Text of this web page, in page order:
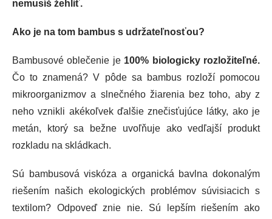
nemusíš žehliť.
Ako je na tom bambus s udržateľnosťou?
Bambusové oblečenie je 100% biologicky rozložiteľné.
Čo to znamená? V pôde sa bambus rozloží pomocou
mikroorganizmov a slnečného žiarenia bez toho, aby z
neho vznikli akékoľvek ďalšie znečisťujúce látky, ako je
metán, ktorý sa bežne uvoľňuje ako vedľajší produkt
rozkladu na skládkach.
Sú bambusová viskóza a organická bavlna dokonalým
riešením našich ekologických problémov súvisiacich s
textilom? Odpoveď znie nie. Sú lepším riešením ako